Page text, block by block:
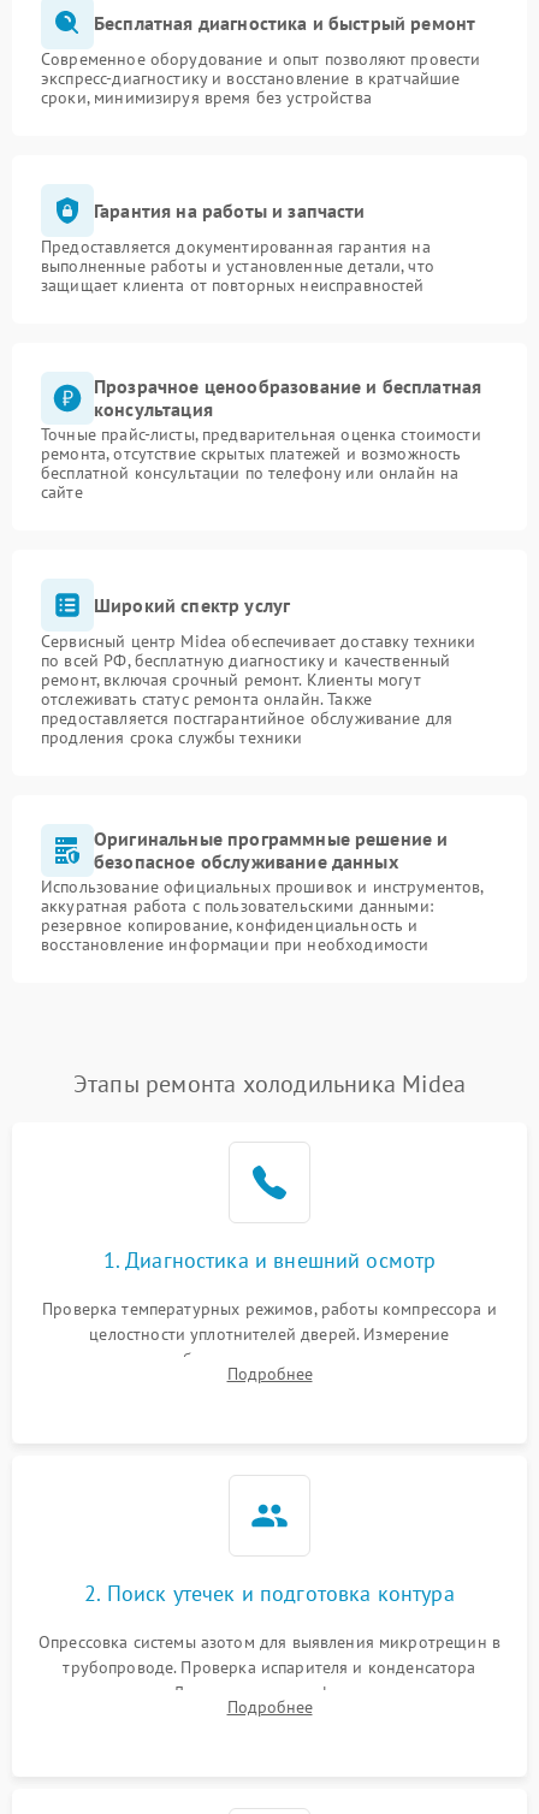
Бесплатная диагностика и быстрый ремонт
Современное оборудование и опыт позволяют провести
экспресс-диагностику и восстановление в кратчайшие
сроки, минимизируя время без устройства
Гарантия на работы и запчасти
Предоставляется документированная гарантия на
выполненные работы и установленные детали, что
защищает клиента от повторных неисправностей
Прозрачное ценообразование и бесплатная
консультация
Точные прайс-листы, предварительная оценка стоимости
ремонта, отсутствие скрытых платежей и возможность
бесплатной консультации по телефону или онлайн на
сайте
Широкий спектр услуг
Сервисный центр Midea обеспечивает доставку техники
по всей РФ, бесплатную диагностику и качественный
ремонт, включая срочный ремонт. Клиенты могут
отслеживать статус ремонта онлайн. Также
предоставляется постгарантийное обслуживание для
продления срока службы техники
Оригинальные программные решение и
безопасное обслуживание данных
Использование официальных прошивок и инструментов,
аккуратная работа с пользовательскими данными:
резервное копирование, конфиденциальность и
восстановление информации при необходимости
Этапы ремонта холодильника Midea
1. Диагностика и внешний осмотр
Проверка температурных режимов, работы компрессора и
целостности уплотнителей дверей. Измерение
сопротивления обмоток мотора, проверка термостата и
считывание кодов ошибок с электронного дисплея.
Подробнее
2. Поиск утечек и подготовка контура
Опрессовка системы азотом для выявления микротрещин в
трубопроводе. Проверка испарителя и конденсатора
течеискателем. Демонтаж старого фильтра-осушителя и
продувка капиллярной трубки для устранения засоров.
Подробнее